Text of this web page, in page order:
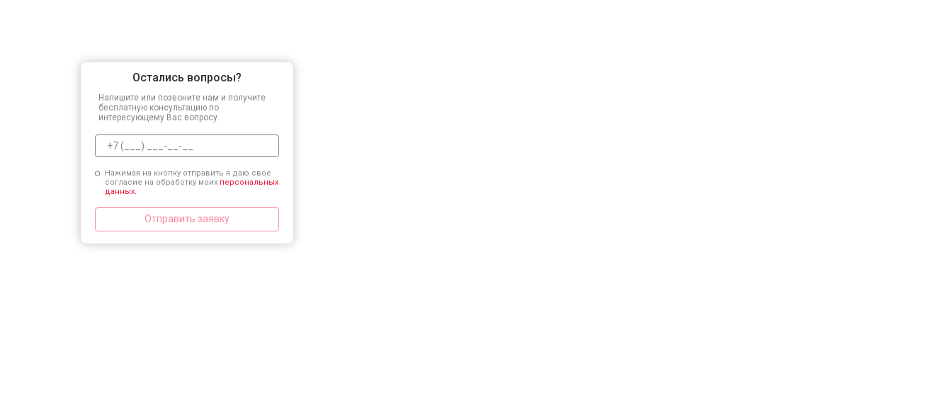
Остались вопросы?
Напишите или позвоните нам и получите
бесплатную консультацию по
интересующему Вас вопросу.
Нажимая на кнопку отправить я даю свое
согласие на обработку моих персональных
данных.
Отправить заявку